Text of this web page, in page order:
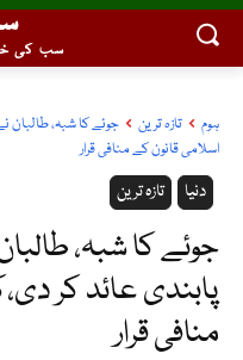
سب کی
ہوم تازہ ترین
جوئے کا شبہ، طالبان
اسلامی قانون کے منافی قرار
تازہ ترین دنیا
جوئے کا شبہ،
پابندی عائد کر
منافی قرار